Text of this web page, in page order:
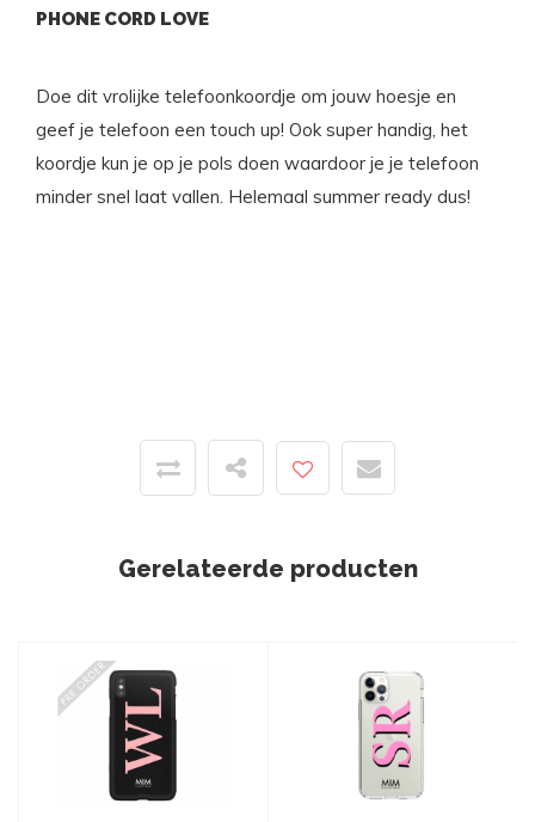
PHONE CORD LOVE
Doe dit vrolijke telefoonkoordje om jouw hoesje en
geef je telefoon een touch up! Ook super handig, het
koordje kun je op je pols doen waardoor je je telefoon
minder snel laat vallen. Helemaal summer ready dus!
Gerelateerde producten